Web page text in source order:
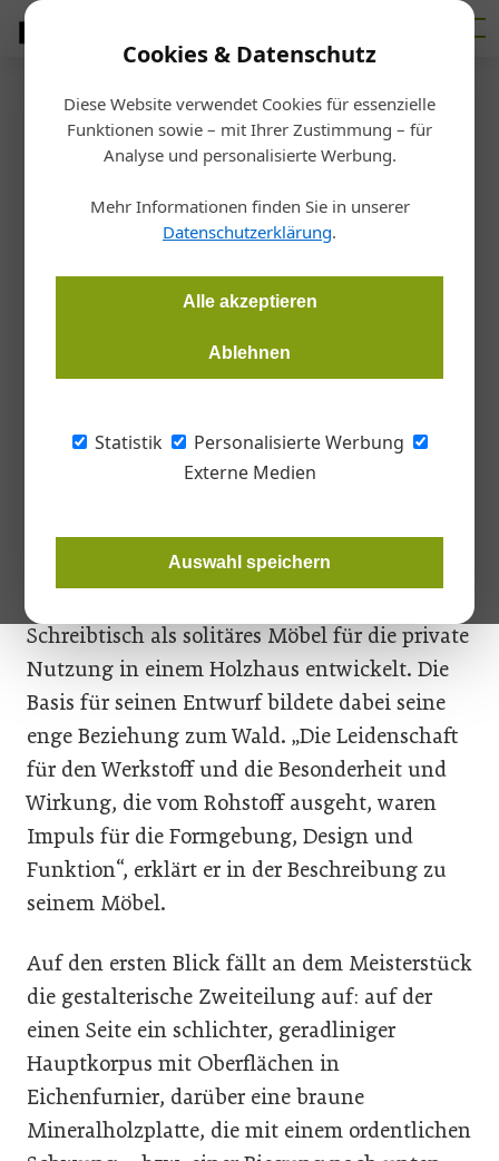
Cookies & Datenschutz
Diese Website verwendet Cookies für essenzielle
Funktionen sowie – mit Ihrer Zustimmung – für
Analyse und personalisierte Werbung.
Mehr Informationen finden Sie in unserer
Datenschutzerklärung.
Alle akzeptieren
Ablehnen
Statistik
Personalisierte Werbung
Externe Medien
Auswahl speichern
Startseite/Ausbildung
Meisterstück: Schreibtisch mit
Schwung
Klaus Reitinger hat seinen Schreibtisch mit zwei
kontrastierenden Gestaltungsansätzen zweigeteilt.
Schreibtisch als solitäres Möbel für die private
Nutzung in einem Holzhaus entwickelt. Die
Basis für seinen Entwurf bildete dabei seine
enge Beziehung zum Wald. „Die Leidenschaft
für den Werkstoff und die Besonderheit und
Wirkung, die vom Rohstoff ausgeht, waren
Impuls für die Formgebung, Design und
Funktion“, erklärt er in der Beschreibung zu
seinem Möbel.
Auf den ersten Blick fällt an dem Meisterstück
die gestalterische Zweiteilung auf: auf der
einen Seite ein schlichter, geradliniger
Hauptkorpus mit Oberflächen in
Eichenfurnier, darüber eine braune
Mineralholzplatte, die mit einem ordentlichen